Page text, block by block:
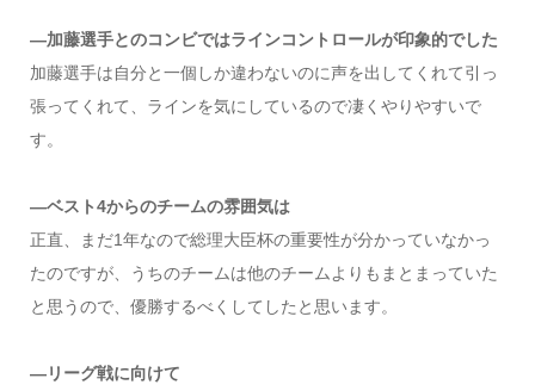
―加藤選手とのコンビではラインコントロールが印象的でした
加藤選手は自分と一個しか違わないのに声を出してくれて引っ
張ってくれて、ラインを気にしているので凄くやりやすいで
す。
―ベスト4からのチームの雰囲気は
正直、まだ1年なので総理大臣杯の重要性が分かっていなかっ
たのですが、うちのチームは他のチームよりもまとまっていた
と思うので、優勝するべくしてしたと思います。
―リーグ戦に向けて